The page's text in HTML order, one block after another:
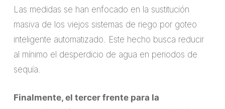
Las medidas se han enfocado en la sustitución
masiva de los viejos sistemas de riego por goteo
inteligente automatizado. Este hecho busca reducir
al mínimo el desperdicio de agua en periodos de
sequía.
Finalmente, el tercer frente para la